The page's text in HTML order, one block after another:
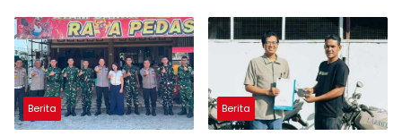
Berita Berita